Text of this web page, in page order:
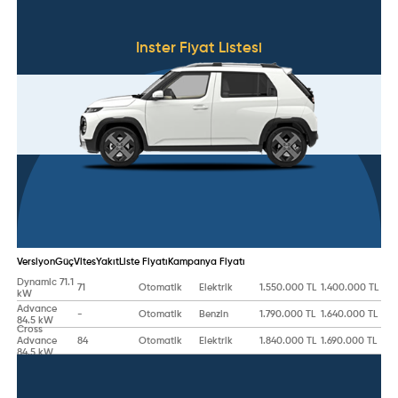
Inster Fiyat Listesi
VersiyonGüçVitesYakıt Liste Fiyatı Kampanya Fiyatı
Dynamic 71.1
kW
71 Otomatik Elektrik 1.550.000 TL 1.400.000 TL
Advance
84.5 kW
- Otomatik Benzin 1.790.000 TL
1.640.000 TL
Cross
Advance
84.5 kW
84 Otomatik Elektrik 1.840.000 TL 1.690.000 TL